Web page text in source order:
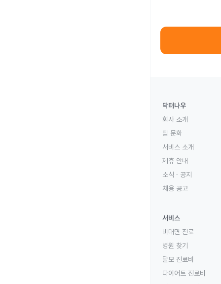
닥터나우
회사 소개
팀 문화
서비스 소개
제휴 안내
소식 · 공지
채용 공고
서비스
비대면 진료
병원 찾기
탈모 진료비
다이어트 진료비